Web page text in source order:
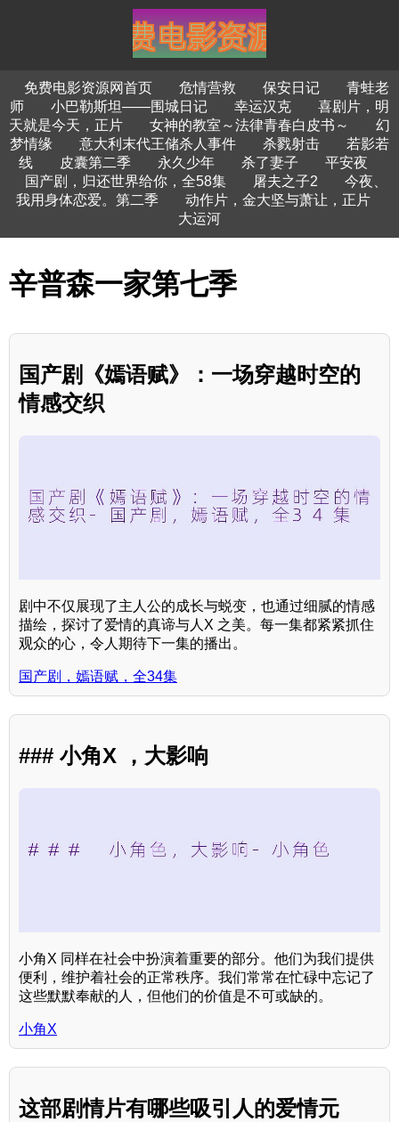
免费电影资源网首页 危情营救 保安日记
青蛙老
师
小巴勒斯坦——围城日记 幸运汉克
喜剧片，明
天就是今天，正片
女神的教室～法律青春白皮书～
幻
梦情缘
意大利末代王储杀人事件 杀戮射击
若影若
线
皮囊第二季 永久少年 杀了妻子
平安夜
国产剧，归还世界给你，全58集
屠夫之子2
今夜、
我用身体恋爱。第二季
动作片，金大坚与萧让，正片
大运河
辛普森一家第七季
国产剧《嫣语赋》：一场穿越时空的
情感交织
剧中不仅展现了主人公的成长与蜕变，也通过细腻的情感
描绘，探讨了爱情的真谛与人X 之美。每一集都紧紧抓住
观众的心，令人期待下一集的播出。
国产剧，嫣语赋，全34集
### 小角X ，大影响
小角X 同样在社会中扮演着重要的部分。他们为我们提供
便利，维护着社会的正常秩序。我们常常在忙碌中忘记了
这些默默奉献的人，但他们的价值是不可或缺的。
小角X
这部剧情片有哪些吸引人的爱情元